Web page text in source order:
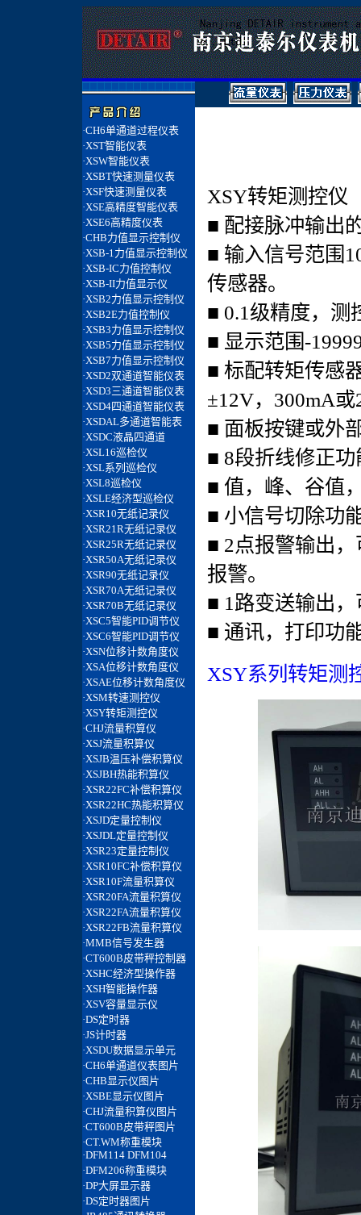
XSY转矩测控仪
■ 配接脉冲输出
■ 输入信号范围
传感器。
■ 0.1级精度，测
■ 显示范围-
■ 标配转矩传感
±12V，300mA
■ 面板按键或外
■ 8段折线修正功
■ 值，峰、谷值
■ 小信号切除功
■ 2点报警输出
报警。
■ 1路变送输出
■ 通讯，打印功
XSY系列转矩测